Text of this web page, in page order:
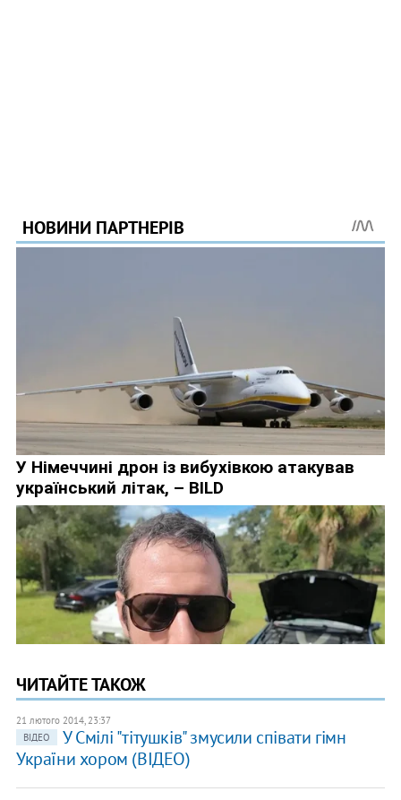
ЧИТАЙТЕ ТАКОЖ
21 лютого 2014, 23:37
ВІДЕО
У Смілі "тітушків" змусили співати гімн
України хором (ВІДЕО)